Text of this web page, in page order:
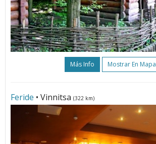
Más Info Mostrar En Mapa
Feride • Vinnitsa (322 km)